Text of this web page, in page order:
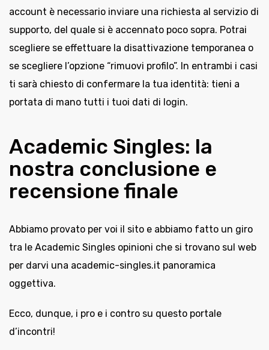
account è necessario inviare una richiesta al servizio di
supporto, del quale si è accennato poco sopra. Potrai
scegliere se effettuare la disattivazione temporanea o
se scegliere l’opzione “rimuovi profilo”. In entrambi i casi
ti sarà chiesto di confermare la tua identità: tieni a
portata di mano tutti i tuoi dati di login.
Academic Singles: la
nostra conclusione e
recensione finale
Abbiamo provato per voi il sito e abbiamo fatto un giro
tra le Academic Singles opinioni che si trovano sul web
per darvi una academic-singles.it panoramica
oggettiva.
Ecco, dunque, i pro e i contro su questo portale
d’incontri!